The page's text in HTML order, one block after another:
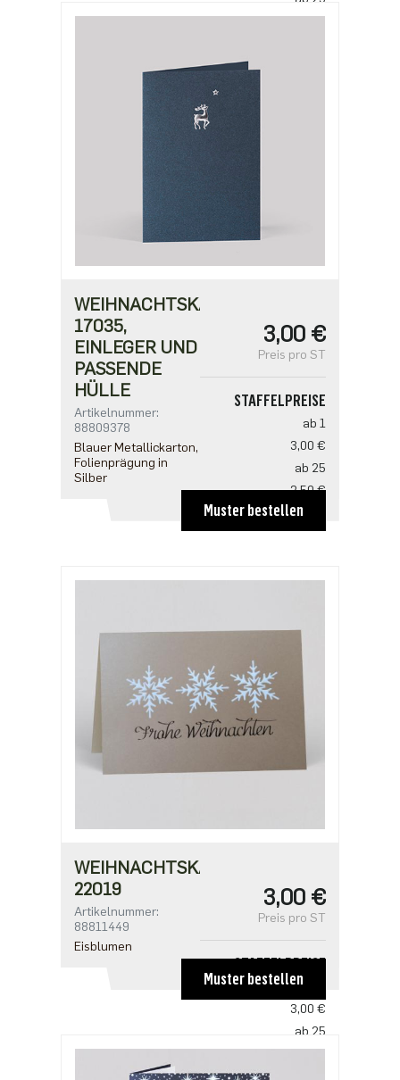
2,50 €
WEIHNACHTSKARTE
17035,
EINLEGER UND
PASSENDE
HÜLLE
Artikelnummer:
88809378
Blauer Metallickarton,
Folienprägung in
Silber
3,00 €
Preis pro ST
STAFFELPREISE
ab 1
3,00 €
ab 25
2,50 €
ab 100
2,18 €
1,91 €
Muster bestellen
WEIHNACHTSKARTE
22019
Artikelnummer:
88811449
Eisblumen
3,00 €
Preis pro ST
STAFFELPREISE
ab 1
3,00 €
ab 25
2,50 €
Muster bestellen